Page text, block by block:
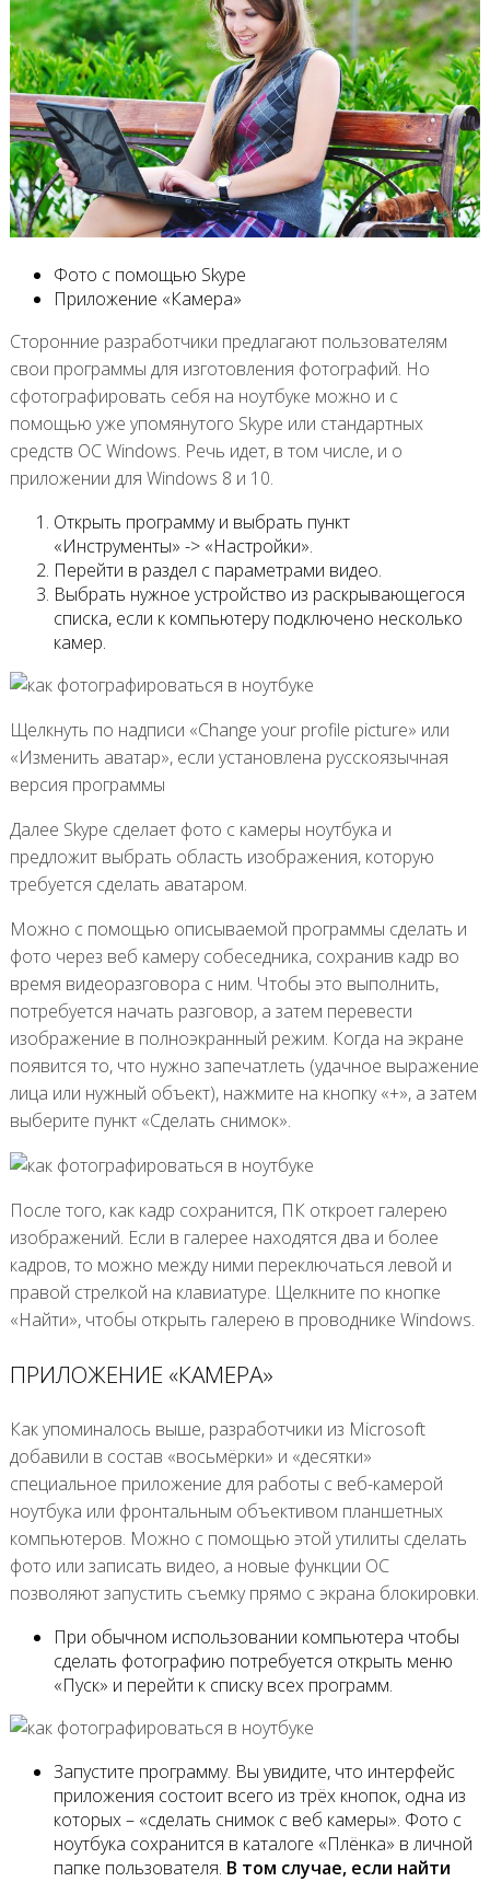
Фото с помощью Skype
Приложение «Камера»
Сторонние разработчики предлагают пользователям
свои программы для изготовления фотографий. Но
сфотографировать себя на ноутбуке можно и с
помощью уже упомянутого Skype или стандартных
средств ОС Windows. Речь идет, в том числе, и о
приложении для Windows 8 и 10.
Открыть программу и выбрать пункт
«Инструменты» -> «Настройки».
Перейти в раздел с параметрами видео.
Выбрать нужное устройство из раскрывающегося
списка, если к компьютеру подключено несколько
камер.
Щелкнуть по надписи «Change your profile picture» или
«Изменить аватар», если установлена русскоязычная
версия программы
Далее Skype сделает фото с камеры ноутбука и
предложит выбрать область изображения, которую
требуется сделать аватаром.
Можно с помощью описываемой программы сделать и
фото через веб камеру собеседника, сохранив кадр во
время видеоразговора с ним. Чтобы это выполнить,
потребуется начать разговор, а затем перевести
изображение в полноэкранный режим. Когда на экране
появится то, что нужно запечатлеть (удачное выражение
лица или нужный объект), нажмите на кнопку «+», а затем
выберите пункт «Сделать снимок».
После того, как кадр сохранится, ПК откроет галерею
изображений. Если в галерее находятся два и более
кадров, то можно между ними переключаться левой и
правой стрелкой на клавиатуре. Щелкните по кнопке
«Найти», чтобы открыть галерею в проводнике Windows.
ПРИЛОЖЕНИЕ «КАМЕРА»
Как упоминалось выше, разработчики из Microsoft
добавили в состав «восьмёрки» и «десятки»
специальное приложение для работы с веб-камерой
ноутбука или фронтальным объективом планшетных
компьютеров. Можно с помощью этой утилиты сделать
фото или записать видео, а новые функции ОС
позволяют запустить съемку прямо с экрана блокировки.
При обычном использовании компьютера чтобы
сделать фотографию потребуется открыть меню
«Пуск» и перейти к списку всех программ.
Запустите программу. Вы увидите, что интерфейс
приложения состоит всего из трёх кнопок, одна из
которых – «сделать снимок с веб камеры». Фото с
ноутбука сохранится в каталоге «Плёнка» в личной
папке пользователя. В том случае, если найти